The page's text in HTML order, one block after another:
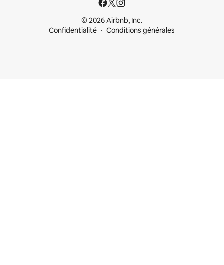
© 2026 Airbnb, Inc.
Confidentialité
Conditions générales